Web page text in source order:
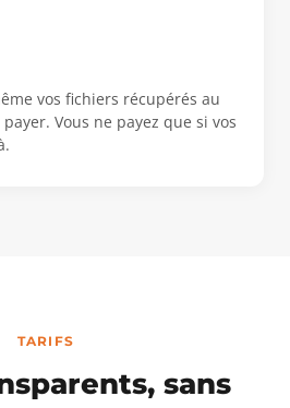
vos fichiers récupérés au
Vous ne payez que si vos
TARIFS
sans